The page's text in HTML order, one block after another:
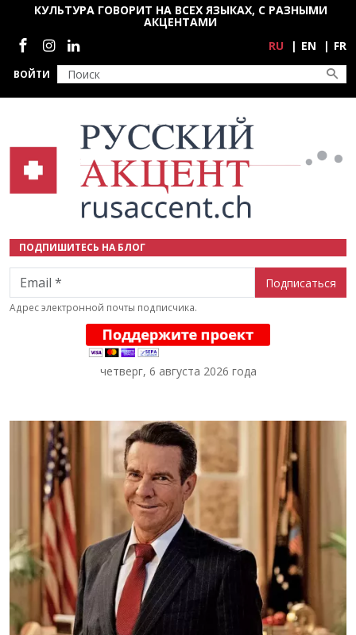
Перейти к основному содержанию
ВОЙТИ
КУЛЬТУРА ГОВОРИТ НА ВСЕХ ЯЗЫКАХ, С РАЗНЫМИ
АКЦЕНТАМИ
Социальные сети
RU EN FR
ПОДПИШИТЕСЬ НА БЛОГ
Email
Адрес электронной почты подписчика.
четверг, 6 августа 2026 года